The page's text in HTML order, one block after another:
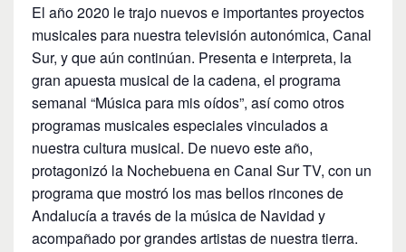
El año 2020 le trajo nuevos e importantes proyectos
musicales para nuestra televisión autonómica, Canal
Sur, y que aún continúan. Presenta e interpreta, la
gran apuesta musical de la cadena, el programa
semanal “Música para mis oídos”, así como otros
programas musicales especiales vinculados a
nuestra cultura musical. De nuevo este año,
protagonizó la Nochebuena en Canal Sur TV, con un
programa que mostró los mas bellos rincones de
Andalucía a través de la música de Navidad y
acompañado por grandes artistas de nuestra tierra.